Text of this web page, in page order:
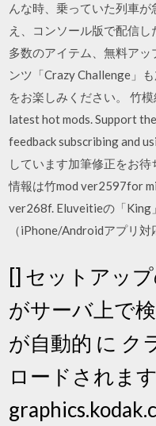
んな時、乗っていた列車
え、コンソール版で配信
多数のアイテム、無料ア
ンツ「Crazy Challenge」
をお楽しみください。 竹
latest hot mods. Support
feedback subscribing and
しています加筆修正をお
情報は竹mod ver2597for
ver268f. Eluveitieの「King
（iPhone/Androidアプリ対
[] セットアッ
がサーバ上で
が自動的 に ク
ロードされます